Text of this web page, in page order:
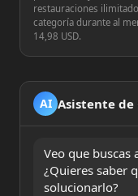
restauraciones
categoría durante al
14,98 USD.
AI Asistente
Veo que buscas
¿Quieres saber
solucionarlo?